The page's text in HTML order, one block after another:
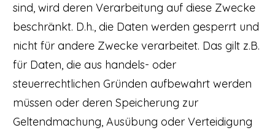
sind, wird deren Verarbeitung auf diese Zwecke
beschränkt. D.h., die Daten werden gesperrt und
nicht für andere Zwecke verarbeitet. Das gilt z.B.
für Daten, die aus handels- oder
steuerrechtlichen Gründen aufbewahrt werden
müssen oder deren Speicherung zur
Geltendmachung, Ausübung oder Verteidigung